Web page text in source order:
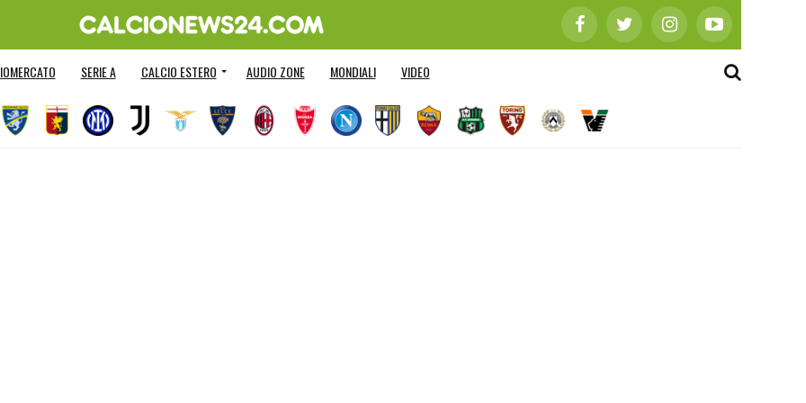
SERIE A CALCIO ESTERO AUDIO ZONE MONDIALI VIDEO